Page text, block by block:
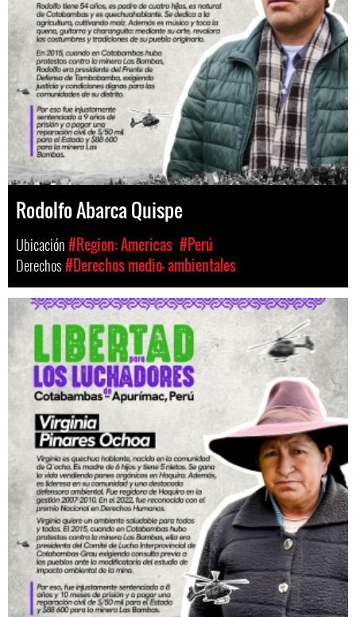
Rodolfo Abarca Quispe
Ubicación#Region: Americas #Perú
Derechos#Derechos medio- ambientales